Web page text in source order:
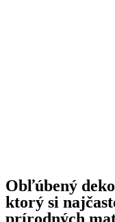
Obľúbený
ktorý si